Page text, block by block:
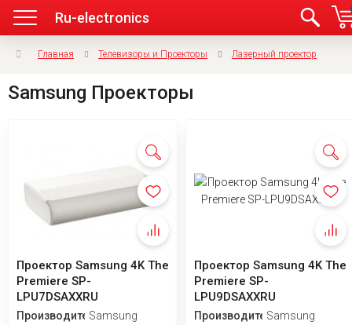
Ru-electronics
Главная Телевизоры и Проекторы Лазерный проектор
Samsung Проекторы
Проектор Samsung 4K The
Premiere SP-
LPU7DSAXXRU
ПроизводительSamsung
Проектор Samsung 4K The
Premiere SP-
LPU9DSAXXRU
ПроизводительSamsung